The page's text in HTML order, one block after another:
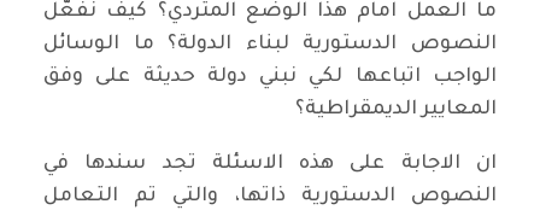
ما العمل امام هذا الوضع المتردي؟ كيف نفعّل
النصوص الدستورية لبناء الدولة؟ ما الوسائل
الواجب اتباعها لكي نبني دولة حديثة على وفق
المعايير الديمقراطية؟
ان الاجابة على هذه الاسئلة تجد سندها في
النصوص الدستورية ذاتها، والتي تم التعامل